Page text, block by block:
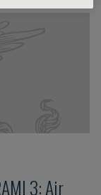
3: Air